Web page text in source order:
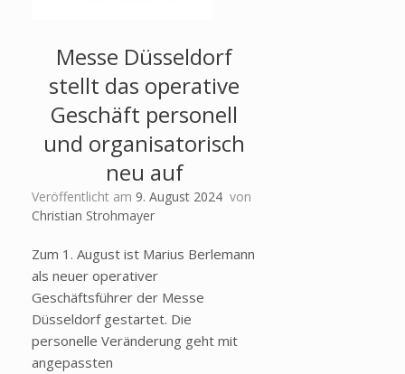
Messe Düsseldorf
stellt das operative
Geschäft personell
und organisatorisch
neu auf
Veröffentlicht am 9. August 2024 von
Christian Strohmayer
Zum 1. August ist Marius Berlemann
als neuer operativer
Geschäftsführer der Messe
Düsseldorf gestartet. Die
personelle Veränderung geht mit
angepassten